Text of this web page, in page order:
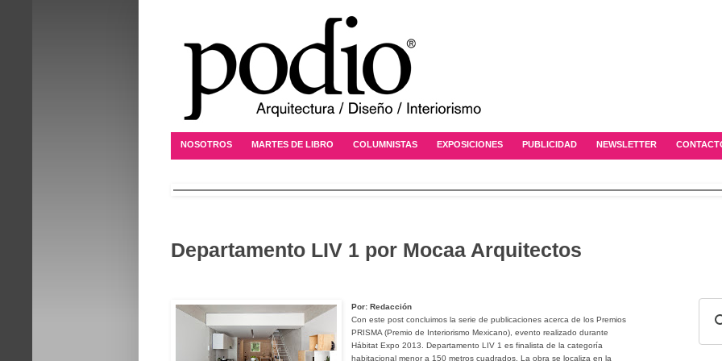
NOSOTROS MARTES DE LIBRO COLUMNISTAS EXPOSICIONES PUBLICIDAD NEWSLETTER
Departamento LIV 1 por Mocaa Arquitectos
Por: Redacción
Con este post concluimos la serie de publicaciones acerca de los Premios
PRISMA (Premio de Interiorismo Mexicano), evento realizado durante
Hábitat Expo 2013. Departamento LIV 1 es finalista de la categoría
habitacional menor a 150 metros cuadrados. La obra se localiza en la